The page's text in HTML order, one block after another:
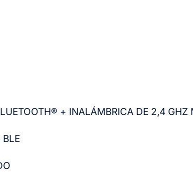
+ INALÁMBRICA DE 2,4 GHZ
BLE